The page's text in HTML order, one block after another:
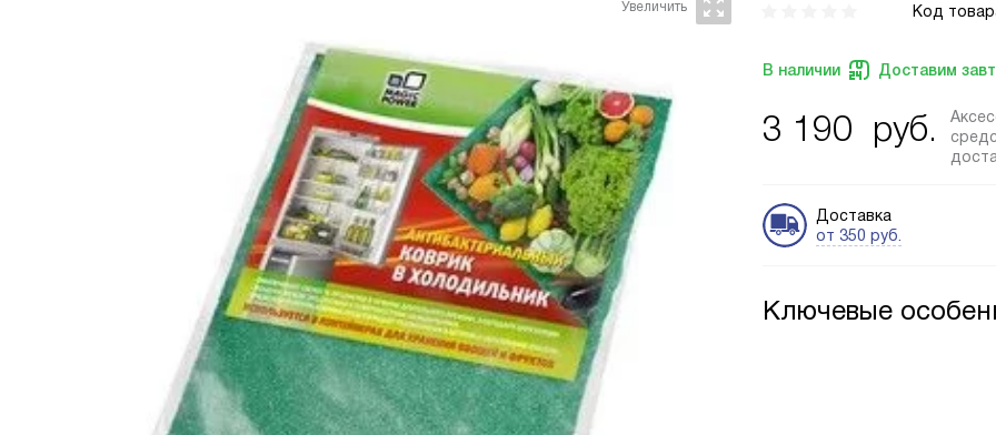
Код
В наличии Доставим
3 190 руб.
Доставка
от 350 руб.
Ключевые